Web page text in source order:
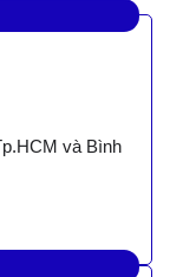
và Bình